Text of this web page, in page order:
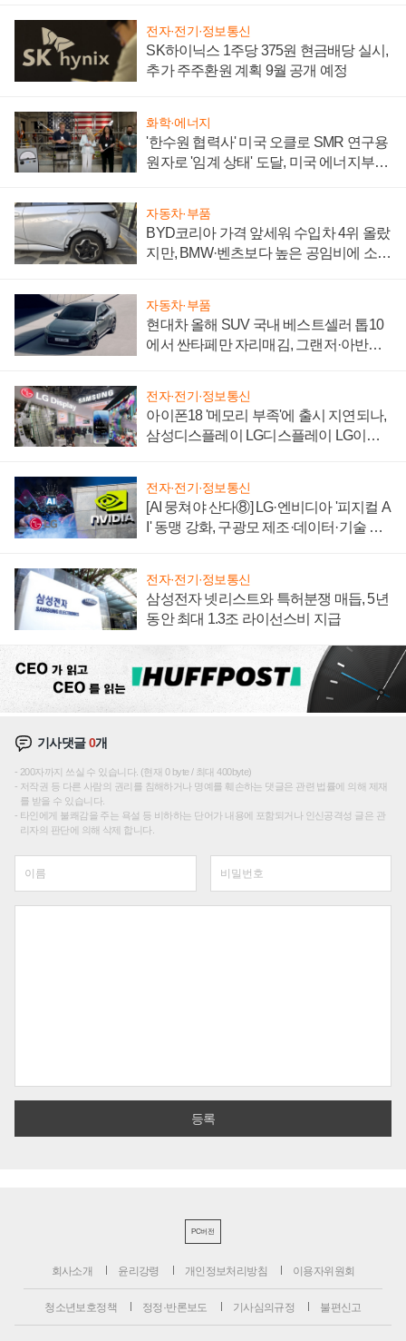
전자·전기·정보통신
SK하이닉스 1주당 375원 현금배당 실시,
추가 주주환원 계획 9월 공개 예정
화학·에너지
'한수원 협력사' 미국 오클로 SMR 연구용
원자로 '임계 상태' 도달, 미국 에너지부
자동차·부품
BYD코리아 가격 앞세워 수입차 4위 올랐
지만, BMW·벤츠보다 높은 공임비에 소비
자동차·부품
현대차 올해 SUV 국내 베스트셀러 톱10
에서 싼타페만 자리매김, 그랜저·아반떼
전자·전기·정보통신
아이폰18 '메모리 부족'에 출시 지연되나,
삼성디스플레이 LG디스플레이 LG이노
전자·전기·정보통신
[AI 뭉쳐야 산다⑧] LG·엔비디아 '피지컬 A
I' 동맹 강화, 구광모 제조·데이터·기술 결
전자·전기·정보통신
삼성전자 넷리스트와 특허분쟁 매듭, 5년
동안 최대 1.3조 라이선스비 지급
기사댓글0개
200자까지 쓰실 수 있습니다. (현재 0 byte / 최대 400byte)
저작권 등 다른 사람의 권리를 침해하거나 명예를 훼손하는 댓글은 관련 법률에 의해 제재
를 받을 수 있습니다.
타인에게 불쾌감을 주는 욕설 등 비하하는 단어가 내용에 포함되거나 인신공격성 글은 관
리자의 판단에 의해 삭제 합니다.
PC버전
회사소개 윤리강령 개인정보처리방침 이용자위원회
청소년보호정책 정정·반론보도 기사심의규정 불편신고